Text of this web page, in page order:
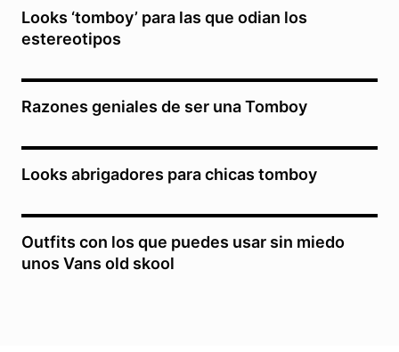
Looks ‘tomboy’ para las que odian los
estereotipos
Razones geniales de ser una Tomboy
Looks abrigadores para chicas tomboy
Outfits con los que puedes usar sin miedo
unos Vans old skool